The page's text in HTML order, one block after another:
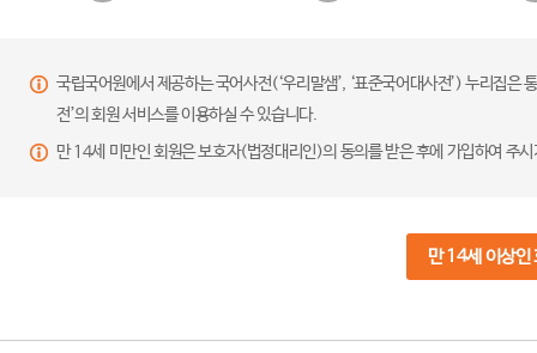
국립국어원에서 제공하는 국어사전(‘우리말샘’, ‘표준국어대사전’) 누리집
전’의 회원 서비스를 이용하실 수 있습니다.
만 14세 미만인 회원은 보호자(법정대리인)의 동의를 받은 후에 가입하여 주
만 14세 이상인